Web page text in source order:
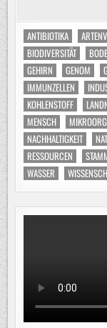
ANTIBIOTIKA
BIODIVERSITÄT
GEHIRN
GENOM
IMMUNZELLEN
KOHLENSTOFF
MENSCH
NACHHALTIGKEIT
RESSOURCEN
WASSER